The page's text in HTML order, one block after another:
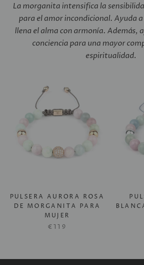
La morganita intensifica la
para el amor incondicional. Ayuda
llena el alma con armonía. Además,
conciencia para una mayor
espiritualidad.
PULSERA AURORA ROSA
DE MORGANITA PARA
MUJER
€119